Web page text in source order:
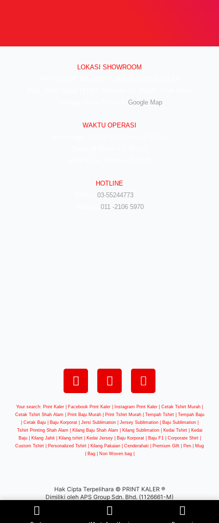
LOKASI SHOWROOM
Google Map
WAKTU OPERASI
HOTLINE
03-55244773
011 -2106 5970
Your search: Print Kaler | Facebook Print Kaler | Instagram Print Kaler | Cetak Tshirt Murah |
Cetak Tshirt Shah Alam | Print Baju Murah | Print Tshirt Murah | Tempah Tshirt | Tempah Baju
| Cetak Baju | Baju Korporat | Jersi Sublimation | Jersey Sublimation | Baju Sublimation |
Tshirt Printing Shah Alam | Kilang Baju Shah Alam | Kilang Sublimation | Kedai Tshirt | Kedai
Baju | Kilang Jahit | Kilang tshirt | Kedai Jersey | Baju Korporat | Baju F1 | Corporate Shirt |
Custom Tshirt | Personalized Tshirt | Kilang Pakaian | Cenderahati | Premium Gift | Pen | Mug
| Bag | Non Woven bag |
Hak Cipta Terpelihara © PRINT KALER ®
Dimiliki oleh APS Group Sdn. Bhd. (1126661-M)
WEB DESIGN BY